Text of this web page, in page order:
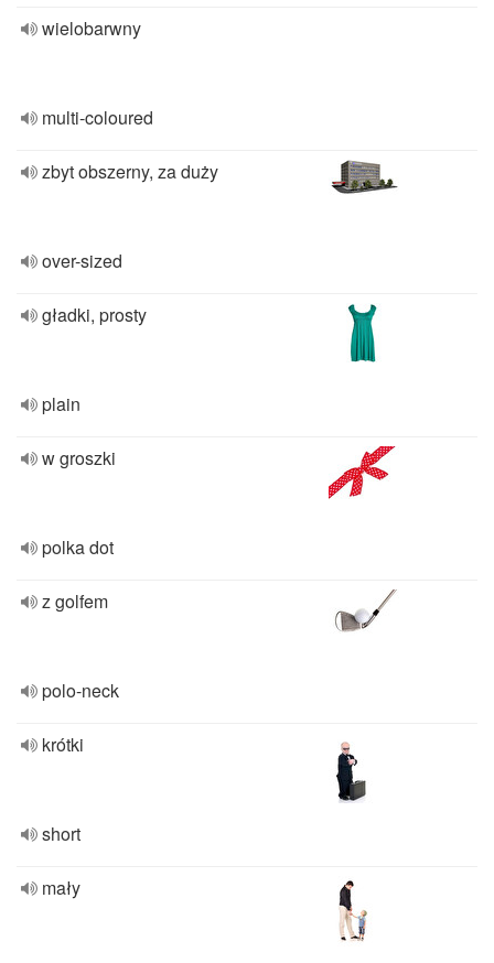
wielobarwny
multi-coloured
zbyt obszerny, za duży
over-sized
gładki, prosty
plain
w groszki
polka dot
z golfem
polo-neck
krótki
short
mały